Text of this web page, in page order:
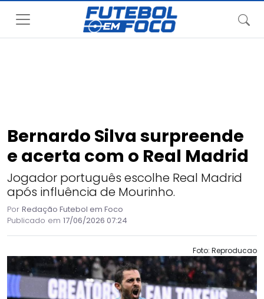
Bernardo Silva surpreende
e acerta com o Real Madrid
Jogador português escolhe Real Madrid
após influência de Mourinho.
Por Redação Futebol em Foco
Publicado em 17/06/2026 07:24
Foto: Reproducao